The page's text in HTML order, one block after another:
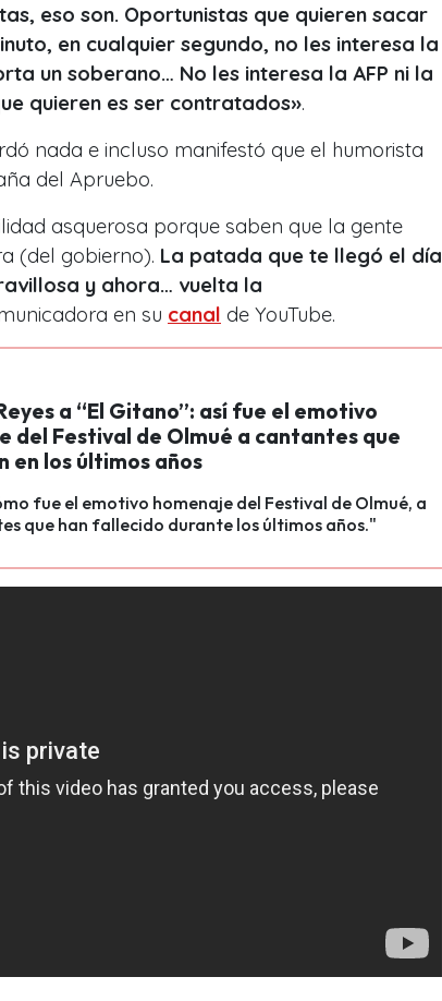
eso son. Oportunistas que quieren sacar
en cualquier segundo, no les interesa la
un soberano… No les interesa la AFP ni la
quieren es ser contratados».
nada e incluso manifestó que el humorista
del Apruebo.
asquerosa porque saben que la gente
(del gobierno). La patada que te llegó el día
y ahora… vuelta la
en su canal de YouTube.
a “El Gitano”: así fue el emotivo
del Festival de Olmué a cantantes que
en los últimos años
fue el emotivo homenaje del Festival de Olmué, a
que han fallecido durante los últimos años."